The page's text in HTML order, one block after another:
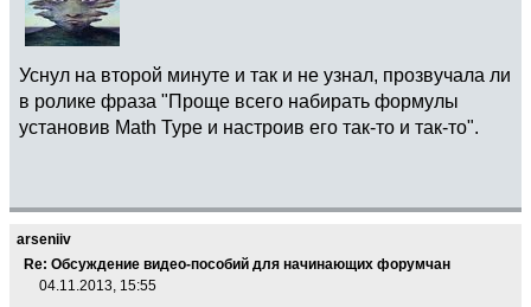
Уснул на второй минуте и так и не узнал, прозвучала ли
в ролике фраза "Проще всего набирать формулы
установив Math Type и настроив его так-то и так-то".
arseniiv
Re: Обсуждение видео-пособий для начинающих форумчан
04.11.2013, 15:55